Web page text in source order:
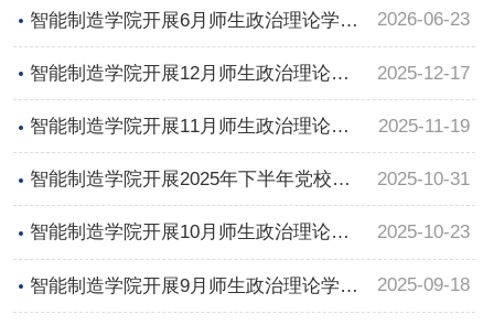
智能制造学院开展6月师生政治理论学习
及支部主题党日活动
2026-06-23
智能制造学院开展12月师生政治理论学
习及支部主题党日活动
2025-12-17
智能制造学院开展11月师生政治理论学
习及支部主题党日活动
2025-11-19
智能制造学院开展2025年下半年党校培
训——自主学习
2025-10-31
智能制造学院开展10月师生政治理论学
习及支部主题党日活动
2025-10-23
智能制造学院开展9月师生政治理论学习 2025-09-18